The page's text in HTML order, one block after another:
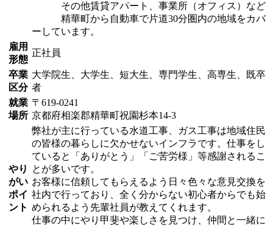
その他賃貸アパート、事業所（オフィス）など
精華町から自動車で片道30分圏内の地域をカバ
ーしています。
雇用
形態
正社員
卒業
区分
大学院生、大学生、短大生、専門学生、高専生、既卒
者
就業
場所
〒619-0241
京都府相楽郡精華町祝園杉本14-3
やり
がい
ポイ
ント
弊社が主に行っている水道工事、ガス工事は地域住民
の皆様の暮らしに欠かせないインフラです。仕事をし
ていると「ありがとう」「ご苦労様」等感謝されるこ
とが多いです。
お客様に信頼してもらえるよう日々色々な意見交換を
社内で行っており、全く分からない初心者からでも始
められるよう先輩社員が教えてくれます。
仕事の中にやり甲斐や楽しさを見つけ、仲間と一緒に